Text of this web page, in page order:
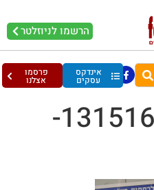
הרשמו לניוזלטר
אינדקס
עסקים
פרסמו
אצלנו
20161123_131516-